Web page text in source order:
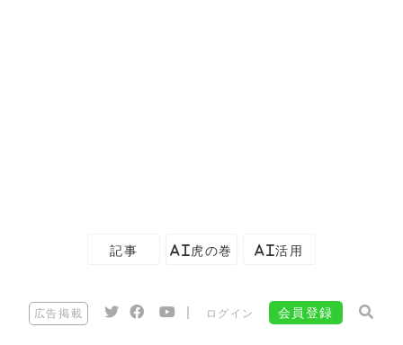
記事 AI虎の巻 AI活用
広告掲載 ログイン 会員登録